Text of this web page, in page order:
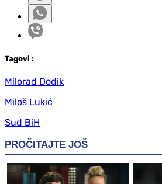
Tagovi :
Milorad Dodik
Miloš Lukić
Sud BiH